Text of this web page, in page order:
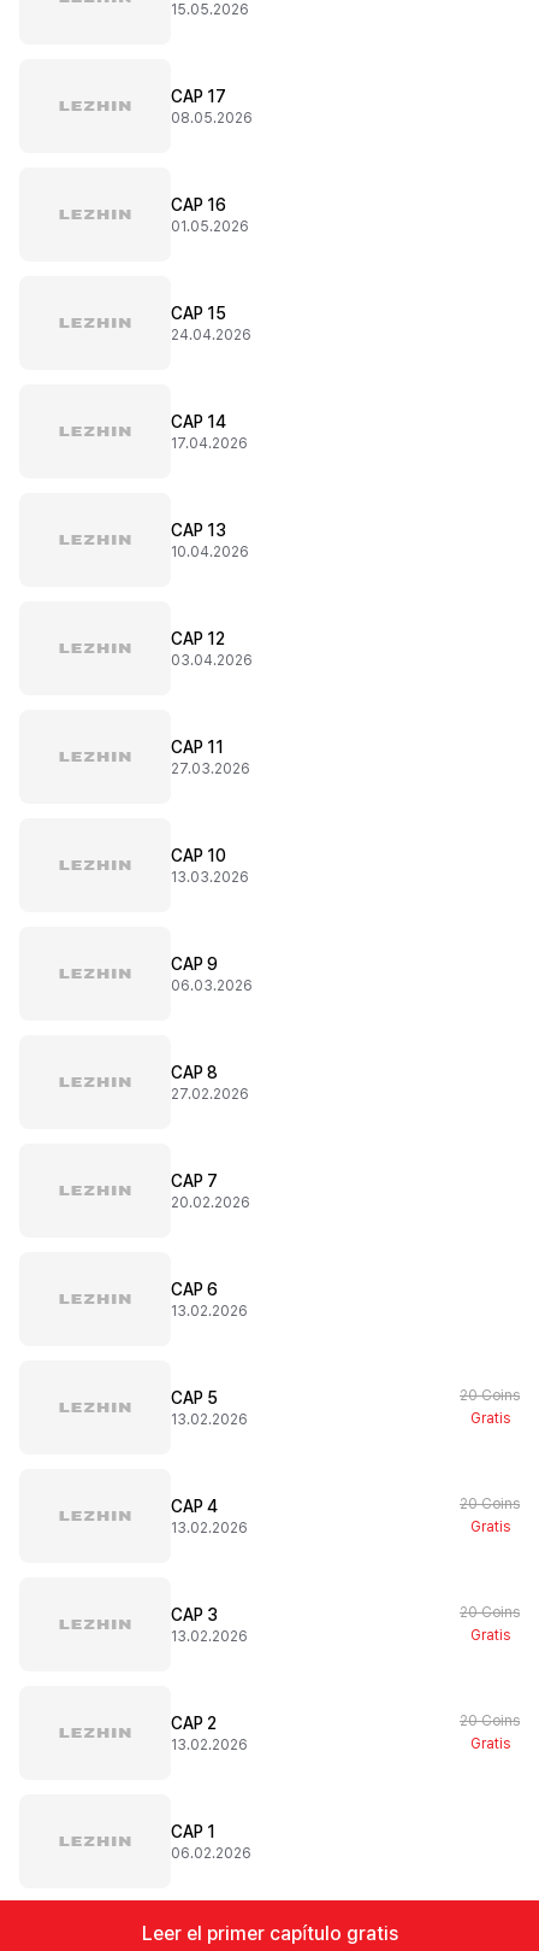
15.05.2026
CAP 17
08.05.2026
CAP 16
01.05.2026
CAP 15
24.04.2026
CAP 14
17.04.2026
CAP 13
10.04.2026
CAP 12
03.04.2026
CAP 11
27.03.2026
CAP 10
13.03.2026
CAP 9
06.03.2026
CAP 8
27.02.2026
CAP 7
20.02.2026
CAP 6
13.02.2026
CAP 5
13.02.2026
20 Coins
Gratis
CAP 4
13.02.2026
20 Coins
Gratis
CAP 3
13.02.2026
20 Coins
Gratis
CAP 2
13.02.2026
20 Coins
Gratis
CAP 1
06.02.2026
Leer el primer capítulo gratis